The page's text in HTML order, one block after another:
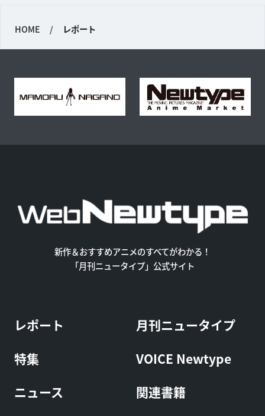
HOME / レポート
新作＆おすすめアニメのすべてがわかる！
「月刊ニュータイプ」公式サイト
レポート
特集
ニュース
月刊ニュータイプ
VOICE Newtype
関連書籍